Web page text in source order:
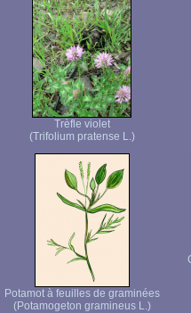
Trèfle violet
(Trifolium pratense L.)
Potamot à feuilles de graminées
(Potamogeton gramineus L.)